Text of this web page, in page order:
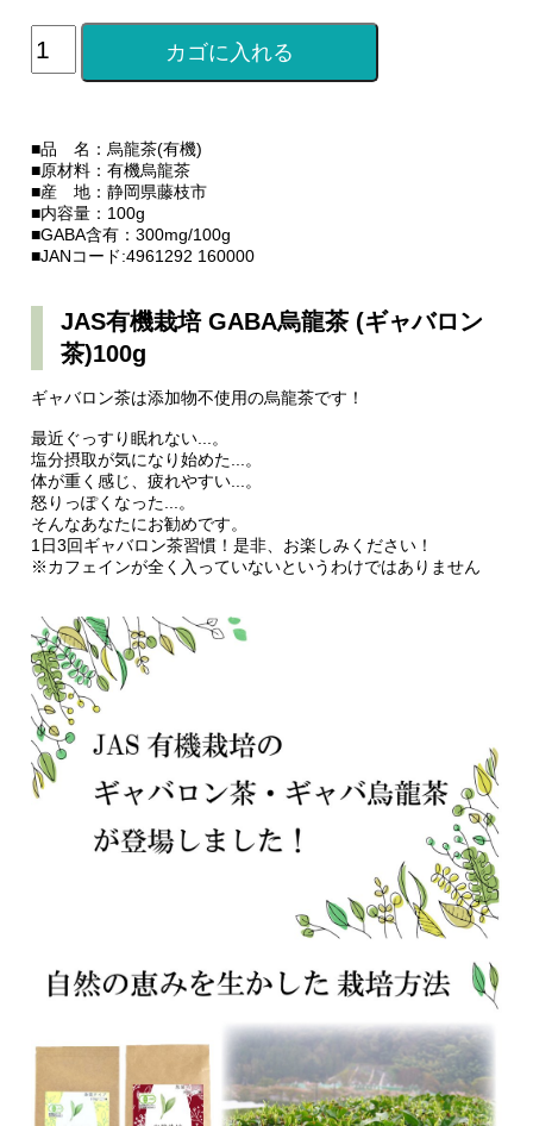
■品 名：烏龍茶(有機)
■原材料：有機烏龍茶
■産 地：静岡県藤枝市
■内容量：100g
■GABA含有：300mg/100g
■JANコード:4961292 160000
JAS有機栽培 GABA烏龍茶 (ギャバロン
茶)100g
ギャバロン茶は添加物不使用の烏龍茶です！
最近ぐっすり眠れない...。
塩分摂取が気になり始めた...。
体が重く感じ、疲れやすい...。
怒りっぽくなった...。
そんなあなたにお勧めです。
1日3回ギャバロン茶習慣！是非、お楽しみください！
※カフェインが全く入っていないというわけではありません